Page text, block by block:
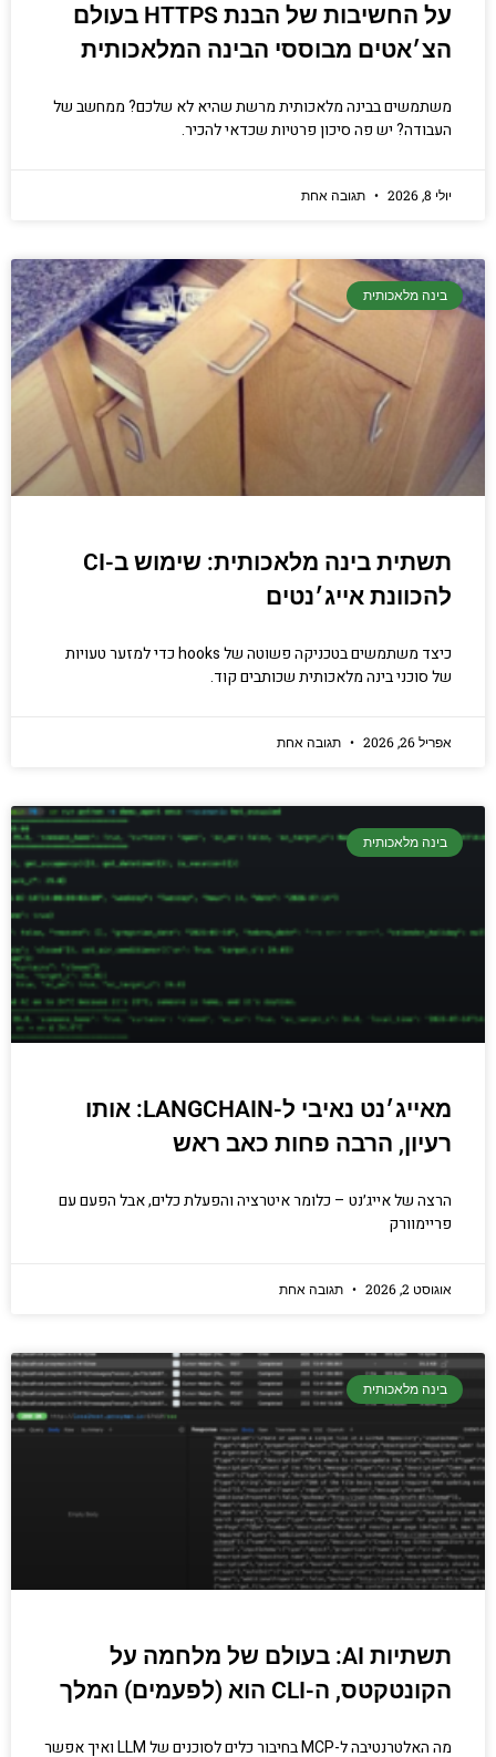
על החשיבות של הבנת HTTPS בעולם
הצ׳אטים מבוססי הבינה המלאכותית
משתמשים בבינה מלאכותית מרשת שהיא לא שלכם? ממחשב של
העבודה? יש פה סיכון פרטיות שכדאי להכיר.
יולי 8, 2026 תגובה אחת
בינה מלאכותית
תשתית בינה מלאכותית: שימוש ב-CI
להכוונת אייג׳נטים
כיצד משתמשים בטכניקה פשוטה של hooks כדי למזער טעויות
של סוכני בינה מלאכותית שכותבים קוד.
אפריל 26, 2026 תגובה אחת
בינה מלאכותית
מאייג׳נט נאיבי ל-LANGCHAIN: אותו
רעיון, הרבה פחות כאב ראש
הרצה של אייג׳נט – כלומר איטרציה והפעלת כלים, אבל הפעם עם
פריימוורק
אוגוסט 2, 2026 תגובה אחת
בינה מלאכותית
תשתיות AI: בעולם של מלחמה על
הקונטקטס, ה-CLI הוא (לפעמים) המלך
מה האלטרנטיבה ל-MCP בחיבור כלים לסוכנים של LLM ואיך אפשר